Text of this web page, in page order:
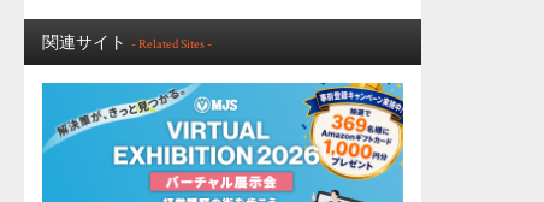
関連サイト - Related Sites -